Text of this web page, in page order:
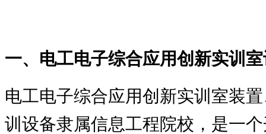
一、电工电子综合应用创新实训
电工电子综合应用创新实训室装
训设备隶属信息工程院校，是一